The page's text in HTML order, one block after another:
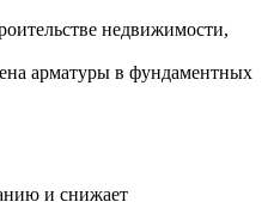
недвижимости,
арматуры в фундаментных
и снижает